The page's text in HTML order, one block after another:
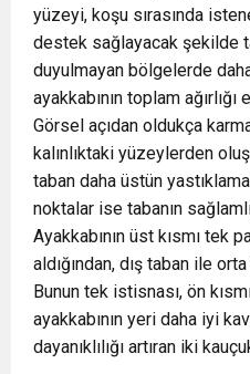
yüzeyi, koşu sırasında
destek sağlayacak şekilde
duyulmayan bölgelerde
ayakkabının toplam
Görsel açıdan oldukça
kalınlıktaki yüzeylerden
taban daha üstün
noktalar ise tabanın
Ayakkabının üst kısmı tek
aldığından, dış taban ile
Bunun tek istisnası, ön
ayakkabının yeri daha iyi
dayanıklılığı artıran iki